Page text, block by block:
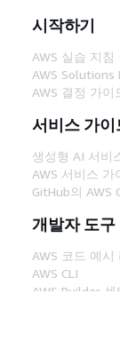
시작하기
AWS 실습 지침
AWS Solutions
AWS 결정 가이
서비스 가이
생성형 AI 서비
AWS 서비스 가
GitHub의 AWS
개발자 도구
AWS 코드 예시
AWS CLI
AWS Builder 센